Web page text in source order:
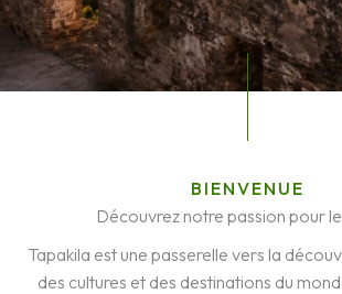
BIENVENUE
Découvrez notre passion pour
Tapakila est une passerelle vers la
des cultures et des destinations du